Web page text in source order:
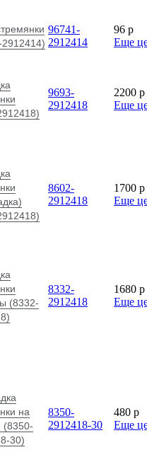
96741-
2912414
96 p
Еще
9693-
2912418
2200 p
Еще
8602-
2912418
1700 p
Еще
(8332-
8332-
2912418
1680 p
Еще
на
(8350-
30)
8350-
2912418-30
480 p
Еще